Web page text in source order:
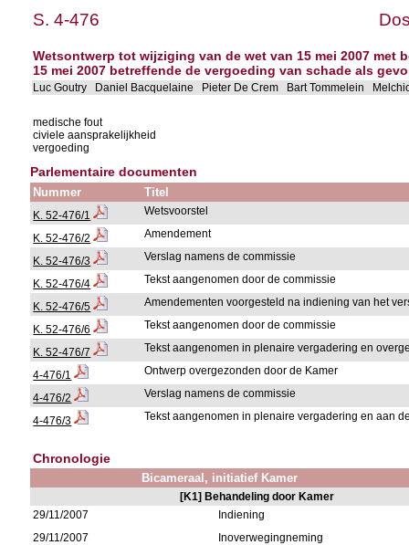
S. 4-476
Wetsontwerp tot wijziging van de wet van 15 mei 2007
15 mei 2007 betreffende de vergoeding van schade als
Luc Goutry Daniel Bacquelaine Pieter De Crem Bart Tommelein
medische fout
civiele aansprakelijkheid
vergoeding
Parlementaire documenten
Nummer Titel
K. 52-476/1 Wetsvoorstel
K. 52-476/2 Amendement
K. 52-476/3 Verslag namens de commissie
K. 52-476/4 Tekst aangenomen door de commissie
K. 52-476/5 Amendementen voorgesteld na indiening van het
K. 52-476/6 Tekst aangenomen door de commissie
K. 52-476/7 Tekst aangenomen in plenaire vergadering en
4-476/1 Ontwerp overgezonden door de Kamer
4-476/2 Verslag namens de commissie
4-476/3 Tekst aangenomen in plenaire vergadering en aan
Chronologie
Bicameraal, initiatief Kamer
[K1] Behandeling door Kamer
29/11/2007
Indiening
29/11/2007
Inoverwegingneming